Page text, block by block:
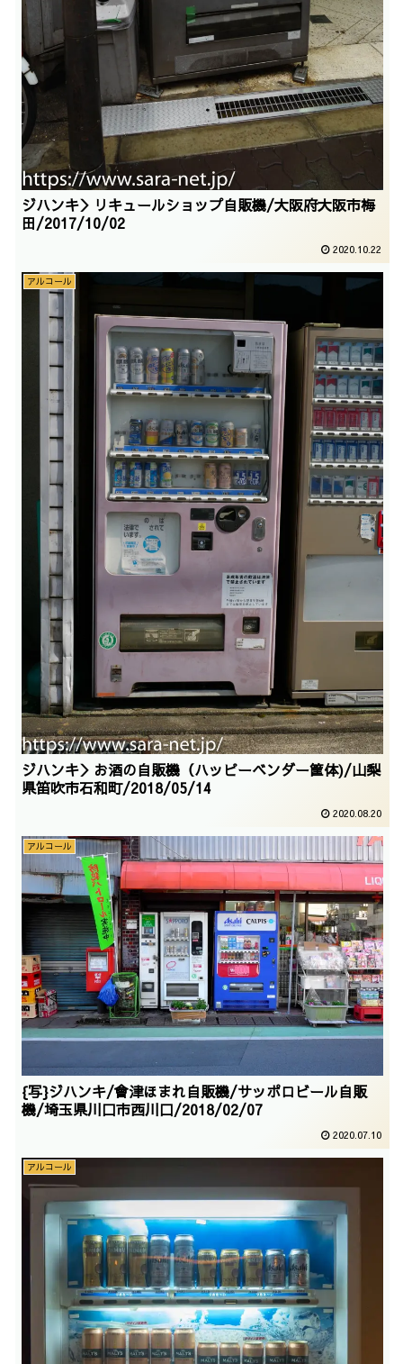
ジハンキ＞リキュールショップ自販機/大阪府大阪市梅
田/2017/10/02
2020.10.22
アルコール
ジハンキ＞お酒の自販機（ハッピーベンダー筐体)/山梨
県笛吹市石和町/2018/05/14
2020.08.20
アルコール
{写}ジハンキ/會津ほまれ自販機/サッポロビール自販
機/埼玉県川口市西川口/2018/02/07
2020.07.10
アルコール